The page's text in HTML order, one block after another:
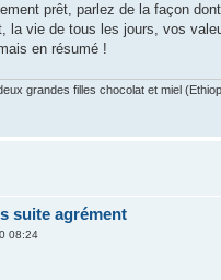
prêt, parlez de la façon
la vie de tous les jours, vos
en résumé !
grandes filles chocolat et miel
suite agrément
08:24